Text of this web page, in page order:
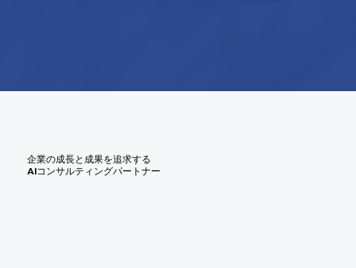
企業の成長と成果を追求する
AIコンサルティングパートナー